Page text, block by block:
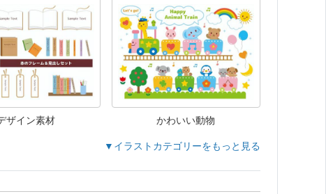
ザイン素材 かわいい動物
▼イラストカテゴリーをもっと見る